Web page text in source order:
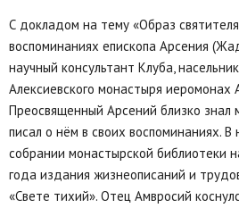
С докладом на тему «Образ
воспоминаниях епископа Арсения
научный консультант Клуба,
Алексиевского монастыря иеромонах
Преосвященный Арсений близко знал
писал о нём в своих воспоминаниях.
собрании монастырской библиотеки
года издания жизнеописаний и
«Свете тихий». Отец Амвросий